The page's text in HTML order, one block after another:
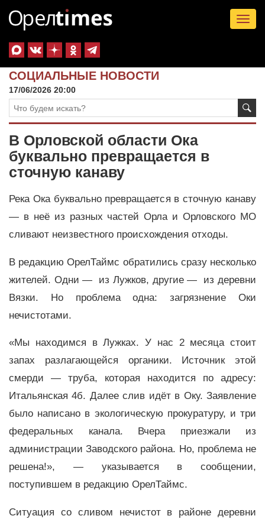
СОЦИАЛЬНЫЕ НОВОСТИ
17/06/2026 20:00
В Орловской области Ока
буквально превращается в
сточную канаву
Река Ока буквально превращается в сточную канаву
— в неё из разных частей Орла и Орловского МО
сливают неизвестного происхождения отходы.
В редакцию ОрелТаймс обратились сразу несколько
жителей. Одни — из Лужков, другие — из деревни
Вязки. Но проблема одна: загрязнение Оки
нечистотами.
«Мы находимся в Лужках. У нас 2 месяца стоит
запах разлагающейся органики. Источник этой
смерди — труба, которая находится по адресу:
Итальянская 4б. Далее слив идёт в Оку. Заявление
было написано в экологическую прокуратуру, и три
федеральных канала. Вчера приезжали из
администрации Заводского района. Но, проблема не
решена!», — указывается в сообщении,
поступившем в редакцию ОрелТаймс.
Ситуация со сливом нечистот в районе деревни